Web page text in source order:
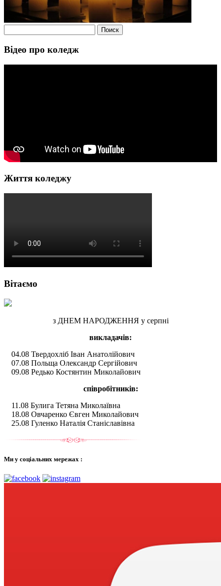
Відео про коледж
Життя коледжу
Вітаємо
з ДНЕМ НАРОДЖЕННЯ у серпні
викладачів:
04.08 Твердохліб Іван Анатолійович
07.08 Польща Олександр Сергійович
09.08 Редько Костянтин Миколайович
співробітників:
11.08 Булига Тетяна Миколаївна
18.08 Овчаренко Євген Миколайович
25.08 Гуленко Наталія Станіславівна
Ми у соціальних мережах :